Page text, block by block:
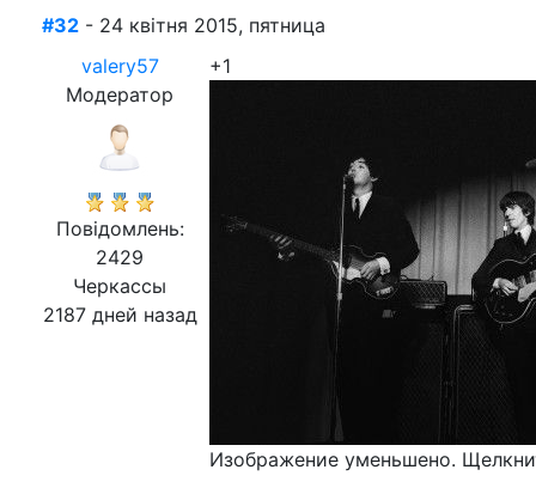
#32 - 24 квітня 2015, пятница
valery57
Модератор
Повідомлень:
2429
Черкассы
2187 дней назад
+1
Изображение уменьшено.